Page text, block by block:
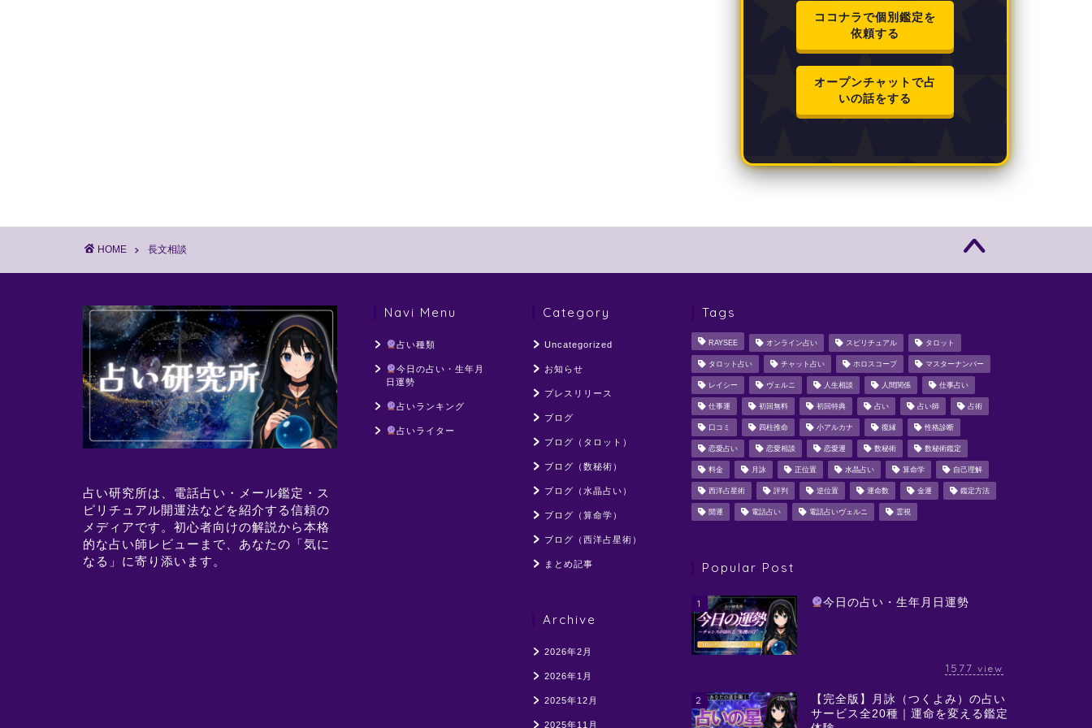
ココナラで個別鑑定を
依頼する
オープンチャットで占
いの話をする
HOME 長文相談
占い研究所は、電話占い・メール鑑定・ス
ピリチュアル開運法などを紹介する信頼の
メディアです。初心者向けの解説から本格
的な占い師レビューまで、あなたの「気に
なる」に寄り添います。
Navi Menu
占い種類
今日の占い・生年月
日運勢
占いランキング
占いライター
Category
Uncategorized
お知らせ
プレスリリース
ブログ
ブログ（タロット）
ブログ（数秘術）
ブログ（水晶占い）
ブログ（算命学）
ブログ（西洋占星術）
まとめ記事
Archive
2026年2月
2026年1月
2025年12月
2025年11月
Tags
RAYSEE オンライン占い スピリチュアル タロット
タロット占い チャット占い ホロスコープ マスターナンバー
レイシー ヴェルニ 人生相談 人間関係 仕事占い
仕事運 初回無料 初回特典 占い 占い師 占術
口コミ 四柱推命 小アルカナ 復縁 性格診断
恋愛占い 恋愛相談 恋愛運 数秘術 数秘術鑑定
料金 月詠 正位置 水晶占い 算命学 自己理解
西洋占星術 評判 逆位置 運命数 金運 鑑定方法
開運 電話占い 電話占いヴェルニ 霊視
Popular Post
1 今日の占い・生年月日運勢
1577 view
2
【完全版】月詠（つくよみ）の占い
サービス全20種｜運命を変える鑑定